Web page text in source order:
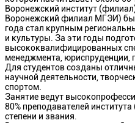
Воронежский институт
Воронежский филиал МГЭИ)
года стал крупным
и культуры. За эти годы
высококвалифицированных
менеджмента, юриспруденции,
Для студентов созданы
научной деятельности,
спортом.
Занятие ведут
80% преподавателей
степени и звания.